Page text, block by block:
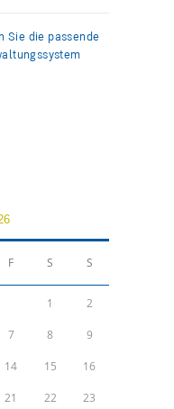
Sie die passende
F S S
1 2
7 8 9
14 15 16
21 22 23